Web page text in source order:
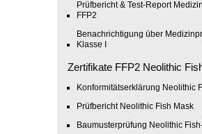
Prüfbericht & Test-Report
FFP2
Benachrichtigung über
Klasse I
Zertifikate FFP2 Neolithic
Konformitätserklärung Neolithic
Prüfbericht Neolithic Fish Mask
Baumusterprüfung Neolithic